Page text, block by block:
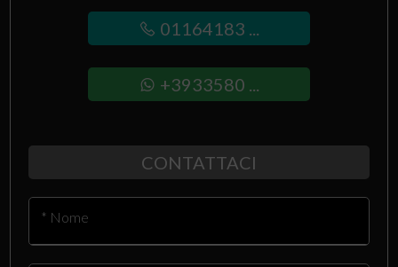
01164183 ...
+3933580 ...
CONTATTACI
* Nome